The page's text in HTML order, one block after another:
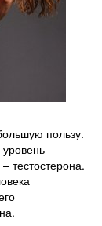
пользу.
тестостерона.